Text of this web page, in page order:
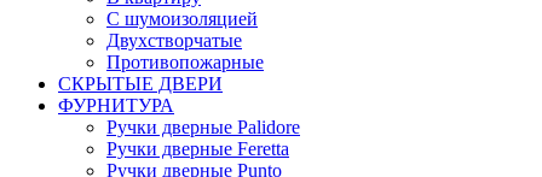
С шумоизоляцией
Двухстворчатые
Противопожарные
СКРЫТЫЕ ДВЕРИ
ФУРНИТУРА
Ручки дверные Palidore
Ручки дверные Feretta
Ручки дверные Punto